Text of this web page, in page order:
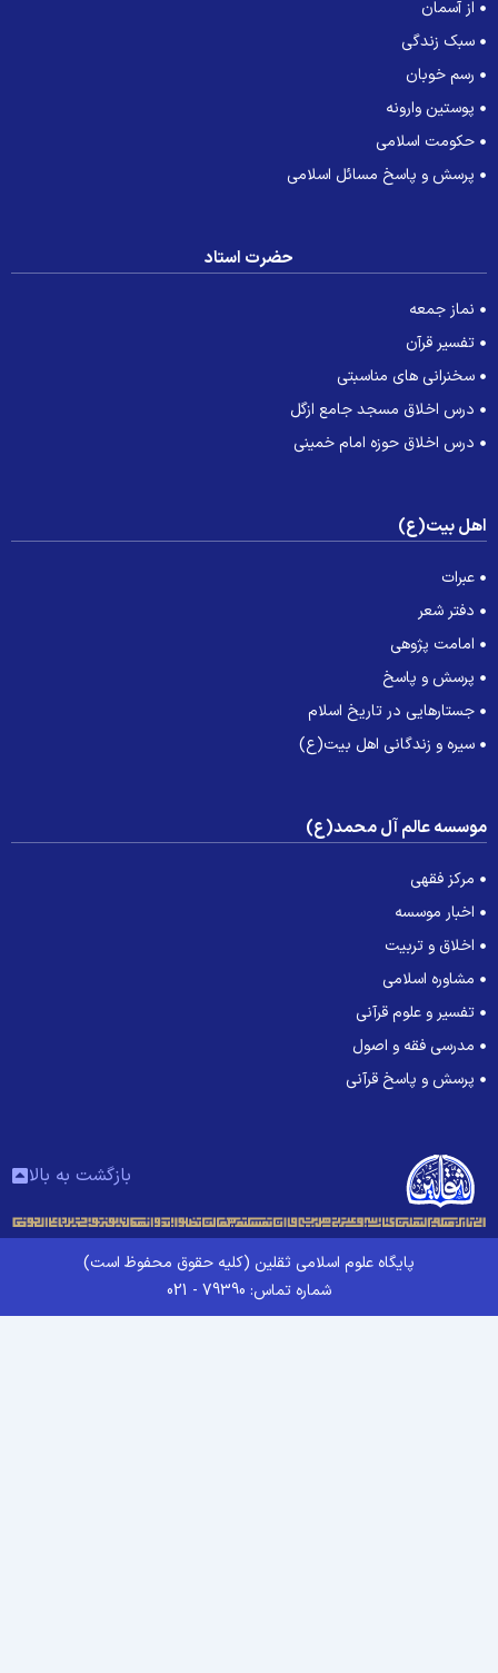
از آسمان
سبک زندگی
رسم خوبان
پوستین وارونه
حکومت اسلامی
پرسش و پاسخ مسائل اسلامی
حضرت استاد
نماز جمعه
تفسیر قرآن
سخنرانی های مناسبتی
درس اخلاق مسجد جامع ازگل
درس اخلاق حوزه امام خمینی
بیت(ع)
عبرات
دفتر شعر
امامت پژوهی
پرسش و پاسخ
جستارهایی در تاریخ اسلام
سیره و زندگانی اهل بیت(ع)
عالم آل محمد(ع)
مرکز فقهی
اخبار موسسه
اخلاق و تربیت
مشاوره اسلامی
تفسیر و علوم قرآنی
مدرسی فقه و اصول
پرسش و پاسخ قرآنی
بازگشت به بالا
پایگاه علوم اسلامی ثقلین (کلیه حقوق محفوظ است)
شماره تماس: 79390 - 021